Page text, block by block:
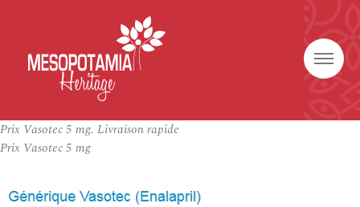
Prix Vasotec 5 mg. Livraison rapide
Prix Vasotec 5 mg